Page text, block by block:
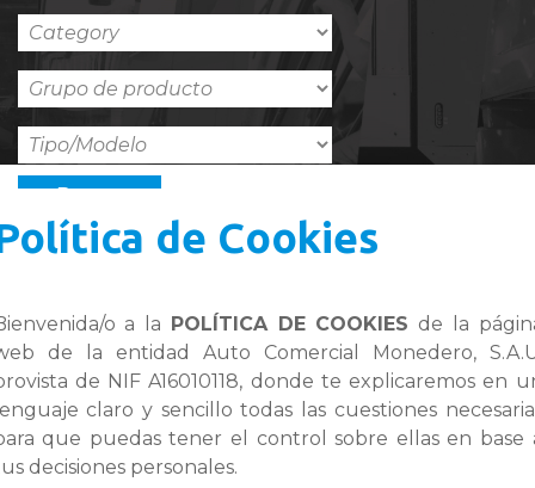
Buscar
de Cookies
o a la POLÍTICA DE COOKIES de la
de la entidad Auto Comercial Monedero,
de NIF A16010118, donde te explicaremos en
claro y sencillo todas las cuestiones
que puedas tener el control sobre ellas en base
decisiones personales.